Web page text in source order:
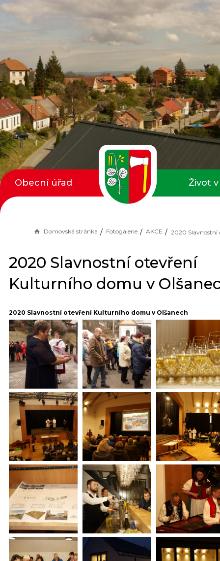
Domovská stránka Fotogalerie AKCE
2020 Slavnostní otevření
Kulturního domu v
2020 Slavnostní otevření Kulturního domu v Olšanech
Obecní úřad Život